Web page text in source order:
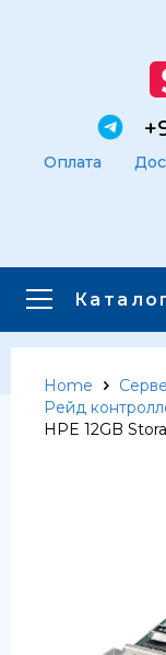
Оплата
Главная
Системы
Серверные
Оперативная
Home
Рейд
HPE 12GB